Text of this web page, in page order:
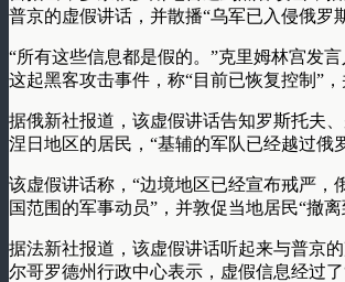
普京的虚假讲话，并散播“乌军已入侵俄罗
“所有这些信息都是假的。”克里姆林宫发
这起黑客攻击事件，称“目前已恢复控制”，
据俄新社报道，该虚假讲话告知罗斯托夫
涅日地区的居民，“基辅的军队已经越过俄
该虚假讲话称，“边境地区已经宣布戒严，
国范围的军事动员”，并敦促当地居民“撤离
据法新社报道，该虚假讲话听起来与普京
尔哥罗德州行政中心表示，虚假信息经过